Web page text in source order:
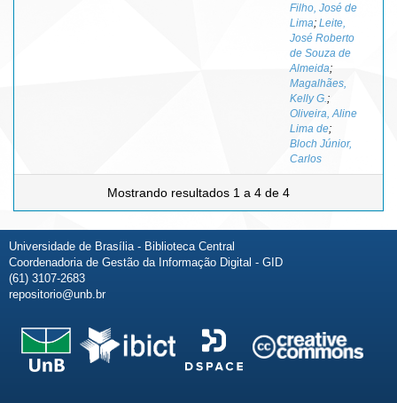
Filho, José de
Lima; Leite,
José Roberto
de Souza de
Almeida;
Magalhães,
Kelly G. ;
Oliveira, Aline
Lima de;
Bloch Júnior,
Carlos
Mostrando resultados 1 a 4 de 4
Universidade de Brasília - Biblioteca Central
Coordenadoria de Gestão da Informação Digital - GID
(61) 3107-2683
repositorio@unb.br